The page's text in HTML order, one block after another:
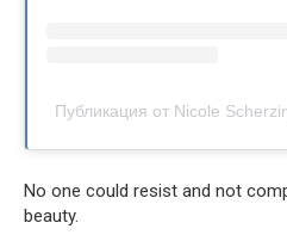
Публикация от Nicole
No one could resist and not
beauty.